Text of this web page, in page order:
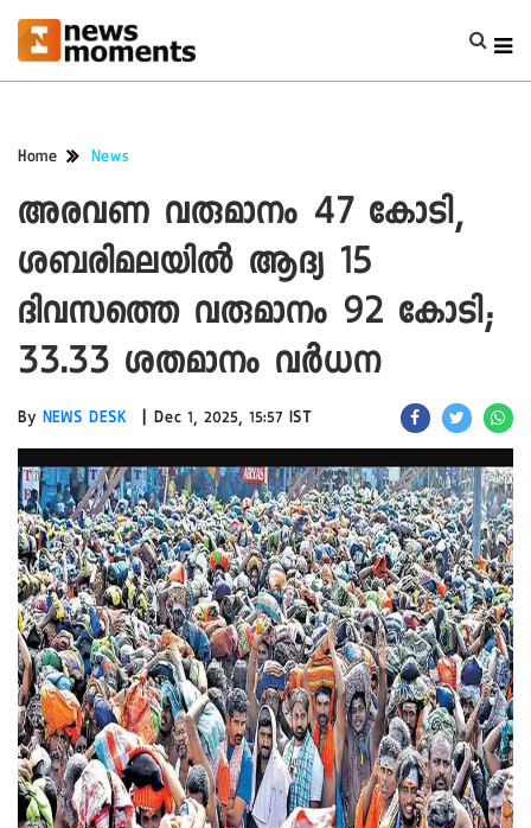
Home News
അരവണ വരുമാനം 47 കോടി,
ശബരിമലയിൽ ആദ്യ 15
ദിവസത്തെ വരുമാനം 92 കോടി;
33.33 ശതമാനം വർധന
By NEWS DESK | Dec 1, 2025, 15:57 IST